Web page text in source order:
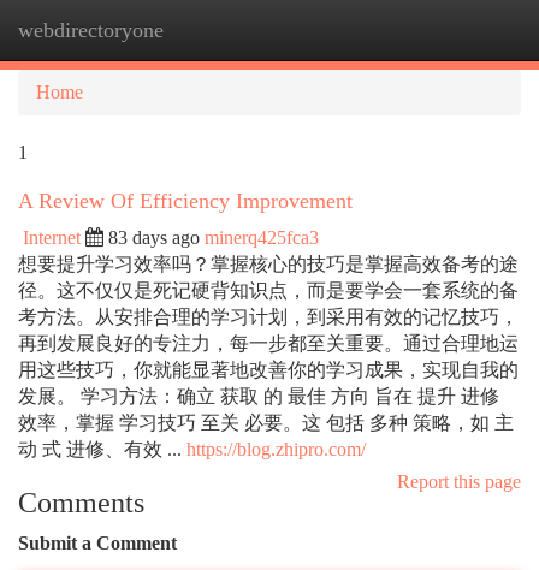
webdirectoryone
Home
1
A Review Of Efficiency Improvement
Internet 83 days ago minerq425fca3
想要提升学习效率吗？掌握核心的技巧是掌握高效备考的途
径。这不仅仅是死记硬背知识点，而是要学会一套系统的备
考方法。从安排合理的学习计划，到采用有效的记忆技巧，
再到发展良好的专注力，每一步都至关重要。通过合理地运
用这些技巧，你就能显著地改善你的学习成果，实现自我的
发展。 学习方法：确立 获取 的 最佳 方向 旨在 提升 进修
效率，掌握 学习技巧 至关 必要。这 包括 多种 策略，如 主
动 式 进修、有效 ... https://blog.zhipro.com/
Report this page
Comments
Submit a Comment